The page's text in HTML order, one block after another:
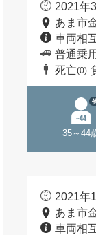
2021年
あま市
車両相
普通乗
死亡(0)
35～44
2021年
あま市
車両相